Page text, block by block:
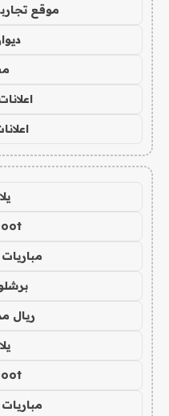
موقع
ريال